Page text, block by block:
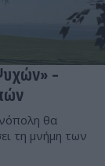
-
θα
τη μνήμη των